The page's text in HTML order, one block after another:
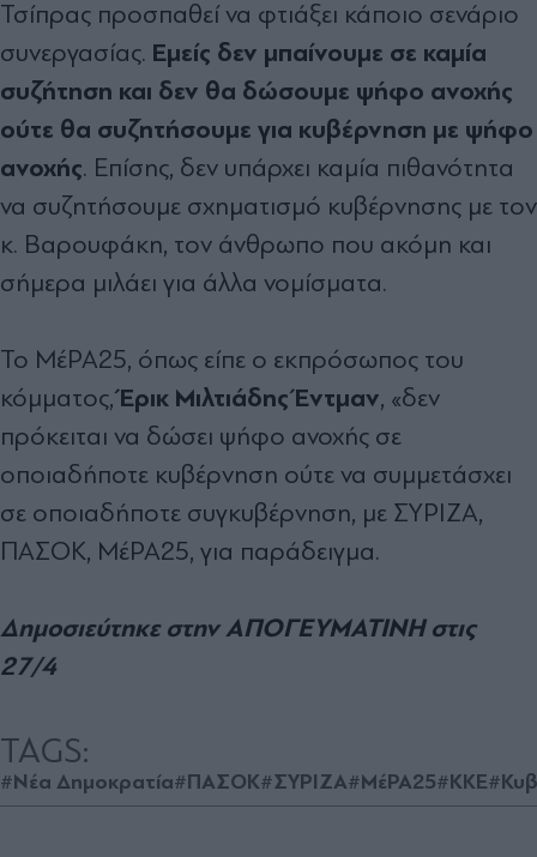
Τσίπρας προσπαθεί να φτιάξει κάποιο σενάριο
συνεργασίας. Εμείς δεν μπαίνουμε σε καμία
συζήτηση και δεν θα δώσουμε ψήφο ανοχής
ούτε θα συζητήσουμε για κυβέρνηση με ψήφο
ανοχής. Επίσης, δεν υπάρχει καμία πιθανότητα
να συζητήσουμε σχηματισμό κυβέρνησης με τον
κ. Βαρουφάκη, τον άνθρωπο που ακόμη και
σήμερα μιλάει για άλλα νομίσματα.
Το ΜέΡΑ25, όπως είπε ο εκπρόσωπος του
κόμματος,Έρικ Μιλτιάδης Έντμαν, «δεν
πρόκειται να δώσει ψήφο ανοχής σε
οποιαδήποτε κυβέρνηση ούτε να συμμετάσχει
σε οποιαδήποτε συγκυβέρνηση, με ΣΥΡΙΖΑ,
ΠΑΣΟΚ, ΜέΡΑ25, για παράδειγμα.
Δημοσιεύτηκε στην ΑΠΟΓΕΥΜΑΤΙΝΗ στις
27/4
TAGS:
#Νέα Δημοκρατία#ΠΑΣΟΚ#ΣΥΡΙΖΑ#ΜέΡΑ25#ΚΚΕ